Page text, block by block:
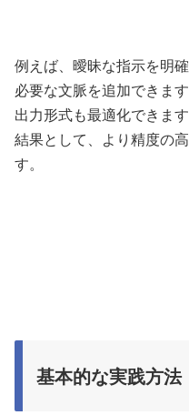
例えば、曖昧な指示を明確
必要な文脈を追加できます
出力形式も最適化できます
結果として、より精度の
す。
基本的な実践方法